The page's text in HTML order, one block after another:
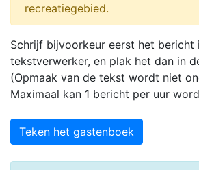
recreatiegebied.
Schrijf bijvoorkeur eerst het bericht
tekstverwerker, en plak het dan in
(Opmaak van de tekst wordt niet
Maximaal kan 1 bericht per uur
Teken het gastenboek